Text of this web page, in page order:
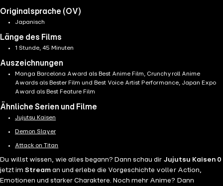
Originalsprache (OV)
Japanisch
Länge des Films
1 Stunde, 45 Minuten
Auszeichnungen
Manga Barcelona Award als Best Anime Film, Crunchyroll Anime
Awards als Bester Film und Best Voice Artist Performance, Japan Expo
Award als Best Feature Film
Ähnliche Serien und Filme
Jujutsu Kaisen
Demon Slayer
Attack on Titan
Du willst wissen, wie alles begann? Dann schau dir Jujutsu Kaisen 0
jetzt imStream an und erlebe die Vorgeschichte voller Action,
Emotionen und starker Charaktere. Noch mehr Anime? Dann